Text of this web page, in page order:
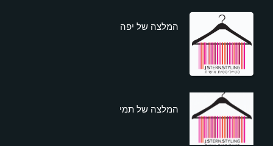
המלצה של יפה
המלצה של תמי